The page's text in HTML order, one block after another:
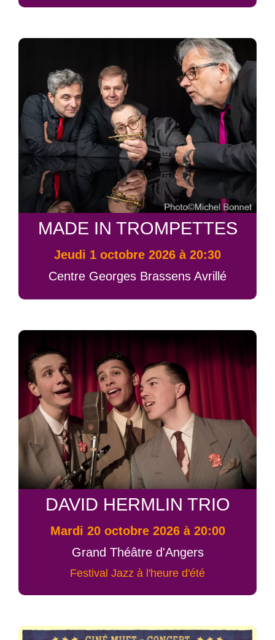
MADE IN TROMPETTES
jeudi 1 octobre 2026 à 20:30
Centre Georges Brassens Avrillé
DAVID HERMLIN TRIO
mardi 20 octobre 2026 à 20:00
Grand Théâtre d'Angers
Festival Jazz à l'heure d'été